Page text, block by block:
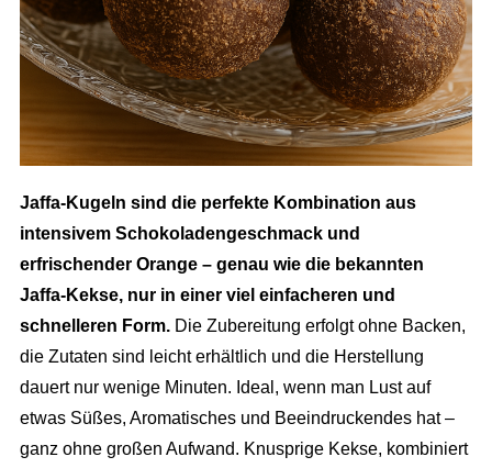
Jaffa-Kugeln sind die perfekte Kombination aus
intensivem Schokoladengeschmack und
erfrischender Orange – genau wie die bekannten
Jaffa-Kekse, nur in einer viel einfacheren und
schnelleren Form.Die Zubereitung erfolgt ohne Backen,
die Zutaten sind leicht erhältlich und die Herstellung
dauert nur wenige Minuten. Ideal, wenn man Lust auf
etwas Süßes, Aromatisches und Beeindruckendes hat –
ganz ohne großen Aufwand. Knusprige Kekse, kombiniert